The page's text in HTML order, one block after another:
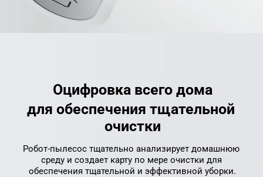
Оцифровка всего дома
для обеспечения тщательной
очистки
Робот-пылесос тщательно анализирует домашнюю
среду и создает карту по мере очистки для
обеспечения тщательной и эффективной уборки.